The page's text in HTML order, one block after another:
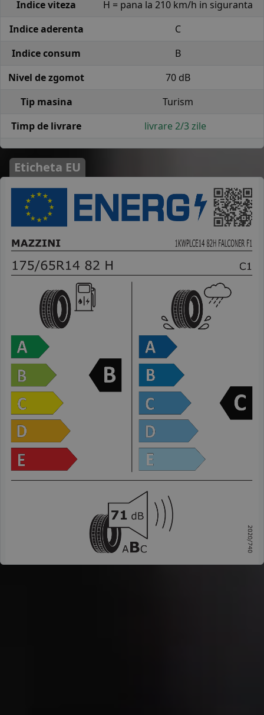
Indice viteza
H = pana la 210 km/h in siguranta
Indice aderenta
C
Indice consum
B
Nivel de zgomot
70 dB
Tip masina
Turism
Timp de livrare
livrare 2/3 zile
Eticheta EU